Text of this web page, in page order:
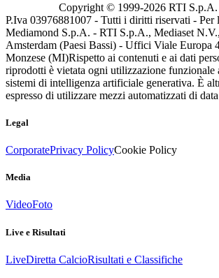
Copyright © 1999-2026 RTI
P.Iva 03976881007 - Tutti i diritti riservati - Per
Mediamond S.p.A. - RTI S.p.A., Mediaset
Amsterdam (Paesi Bassi) - Uffici Viale Europa
Monzese (MI)Rispetto ai contenuti e ai dati
riprodotti è vietata ogni utilizzazione funzionale
sistemi di intelligenza artificiale generativa. È
espresso di utilizzare mezzi automatizzati di
Legal
CorporatePrivacy PolicyCookie Policy
Media
VideoFoto
Live e Risultati
LiveDiretta CalcioRisultati e Classifiche